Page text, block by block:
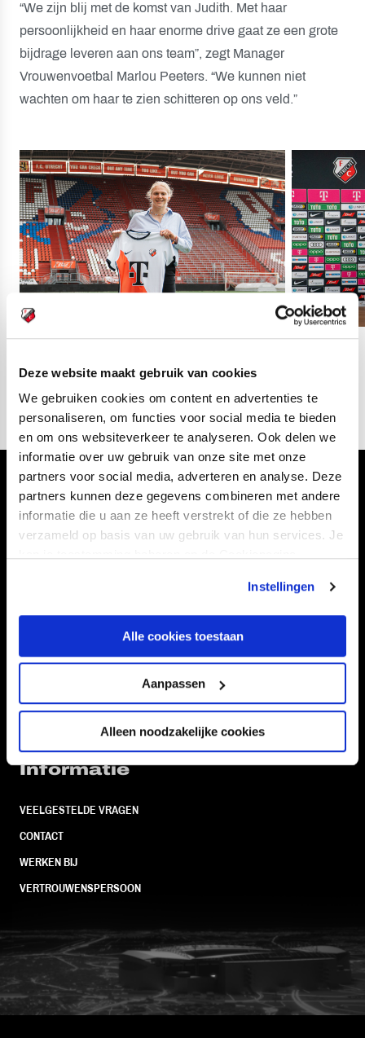
Deze website maakt gebruik van cookies
We gebruiken cookies om content en advertenties te
personaliseren, om functies voor social media te bieden
en om ons websiteverkeer te analyseren. Ook delen we
informatie over uw gebruik van onze site met onze
partners voor social media, adverteren en analyse. Deze
partners kunnen deze gegevens combineren met andere
informatie die u aan ze heeft verstrekt of die ze hebben
verzameld op basis van uw gebruik van hun services. Je
Instellingen
Alle cookies toestaan
Aanpassen
Alleen noodzakelijke cookies
“We zijn blij met de komst van Judith. Met haar
persoonlijkheid en haar enorme drive gaat ze een grote
bijdrage leveren aan ons team”, zegt Manager
Vrouwenvoetbal Marlou Peeters. “We kunnen niet
wachten om haar te zien schitteren op ons veld.”
Volg ons ook via
CLUB
STADION
FOUNDATION
KAARTVERKOOP
Informatie
VEELGESTELDE VRAGEN
CONTACT
WERKEN BIJ
VERTROUWENSPERSOON
FC Utrecht<br>vanuit<br>het